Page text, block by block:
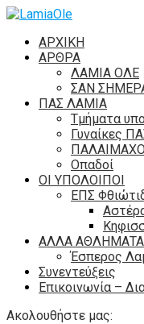
ΑΡΧΙΚΗ
ΑΡΘΡΑ
ΛΑΜΙΑ ΟΛΕ
ΣΑΝ
ΠΑΣ ΛΑΜΙΑ
Τμήματα
Γυναίκες
Οπαδοί
ΟΙ ΥΠΟΛΟΙΠΟΙ
ΕΠΣ
ΑΛΛΑ ΑΘΛΗΜΑΤΑ
Έσπερος
Συνεντεύξεις
Επικοινωνία –
Ακολουθήστε μας: